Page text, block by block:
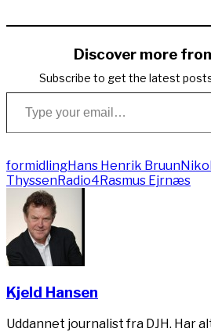
Link
Discover more
Subscribe to get the latest
Type your email…
formidlingHans Henrik Bruun
ThyssenRadio4Rasmus Ejrnæs
Kjeld Hansen
Uddannet journalist fra DJH. Har